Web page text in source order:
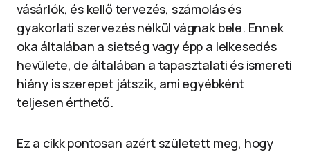
vásárlók, és kellő tervezés, számolás és
gyakorlati szervezés nélkül vágnak bele. Ennek
oka általában a sietség vagy épp a lelkesedés
hevülete, de általában a tapasztalati és ismereti
hiány is szerepet játszik, ami egyébként
teljesen érthető.
Ez a cikk pontosan azért született meg, hogy